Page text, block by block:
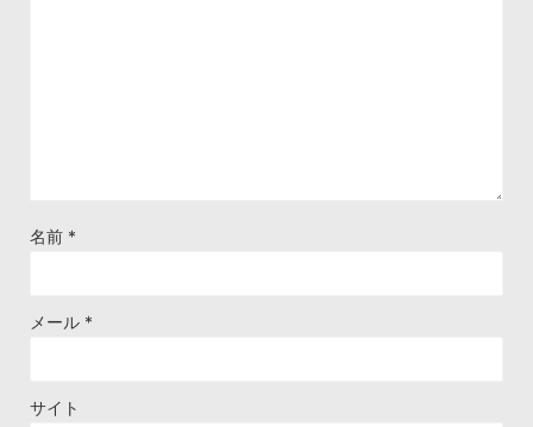
名前 *
メール *
サイト